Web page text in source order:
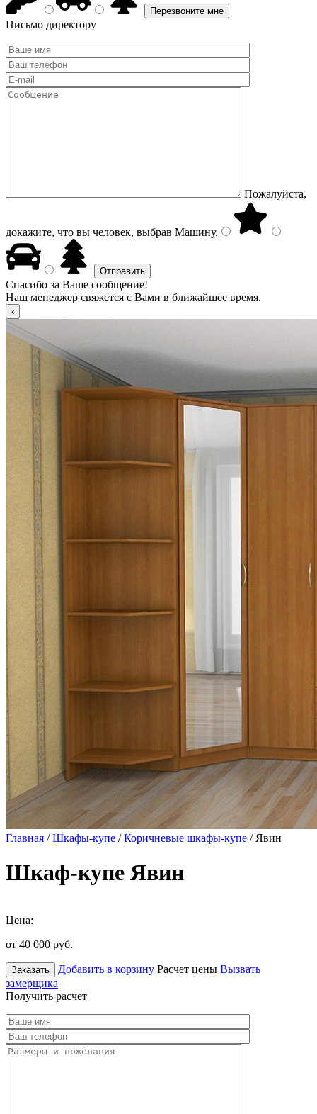
Письмо директору
Пожалуйста,
докажите, что вы человек, выбрав Машину.
Спасибо за Ваше сообщение!
Наш менеджер свяжется с Вами в ближайшее время.
Главная /Шкафы-купе /Коричневые шкафы-купе / Явин
Шкаф-купе Явин
Цена:
от 40 000 руб.
Заказать Добавить в корзину Расчет цены Вызвать
замерщика
Получить расчет